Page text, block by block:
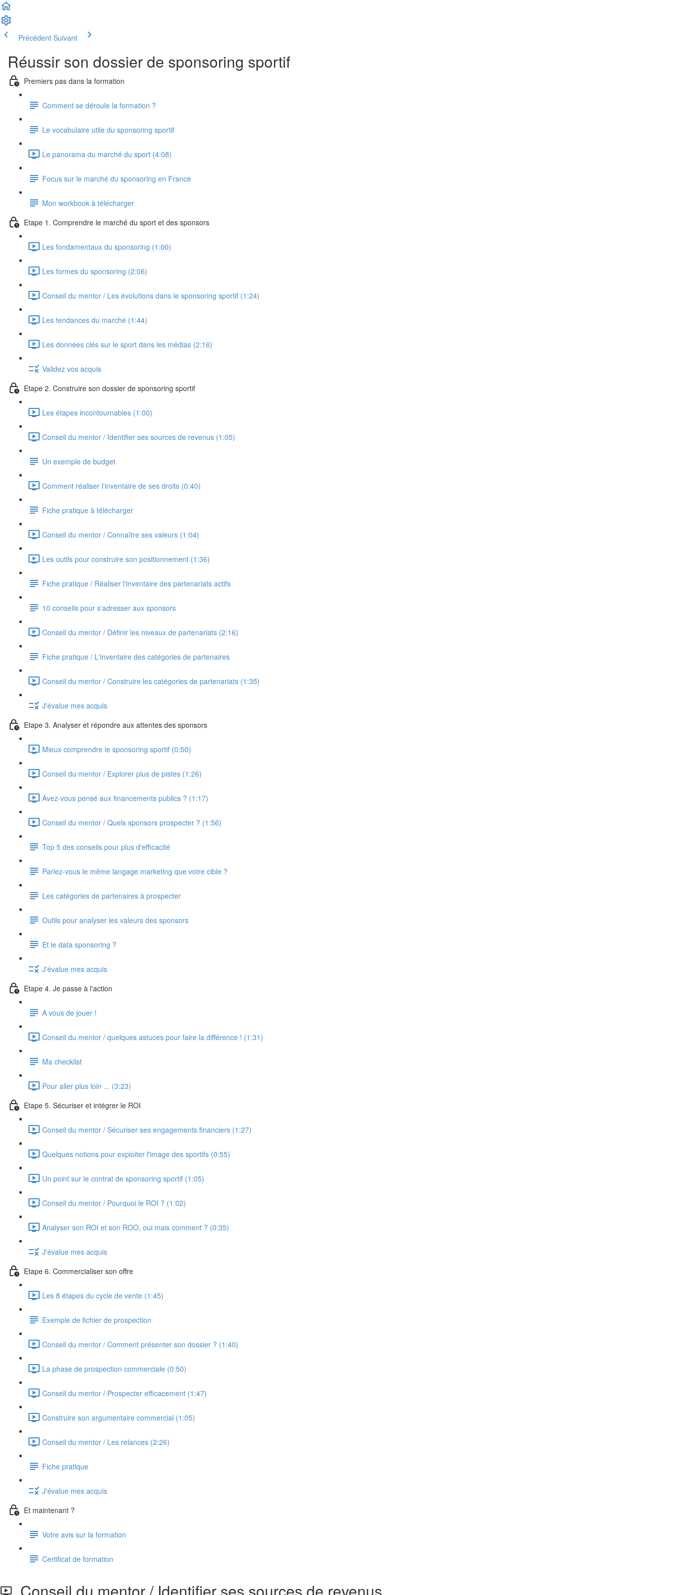
Précédent Suivant
Réussir son dossier de sponsoring sportif
Premiers pas dans la formation
Comment se déroule la formation ?
Le vocabulaire utile du sponsoring sportif
Le panorama du marché du sport (4:08)
Focus sur le marché du sponsoring en France
Mon workbook à télécharger
Etape 1. Comprendre le marché du sport et des sponsors
Les fondamentaux du sponsoring (1:00)
Les formes du sponsoring (2:06)
Conseil du mentor / Les évolutions dans le sponsoring sportif (1:24)
Les tendances du marché (1:44)
Les données clés sur le sport dans les médias (2:16)
Validez vos acquis
Etape 2. Construire son dossier de sponsoring sportif
Les étapes incontournables (1:00)
Conseil du mentor / Identifier ses sources de revenus (1:05)
Un exemple de budget
Comment réaliser l'inventaire de ses droits (0:40)
Fiche pratique à télécharger
Conseil du mentor / Connaître ses valeurs (1:04)
Les outils pour construire son positionnement (1:36)
Fiche pratique / Réaliser l'inventaire des partenariats actifs
10 conseils pour s'adresser aux sponsors
Conseil du mentor / Définir les niveaux de partenariats (2:16)
Fiche pratique / L'inventaire des catégories de partenaires
Conseil du mentor / Construire les catégories de partenariats (1:35)
J'évalue mes acquis
Etape 3. Analyser et répondre aux attentes des sponsors
Mieux comprendre le sponsoring sportif (0:50)
Conseil du mentor / Explorer plus de pistes (1:26)
Avez-vous pensé aux financements publics ? (1:17)
Conseil du mentor / Quels sponsors prospecter ? (1:56)
Top 5 des conseils pour plus d'efficacité
Parlez-vous le même langage marketing que votre cible ?
Les catégories de partenaires à prospecter
Outils pour analyser les valeurs des sponsors
Et le data sponsoring ?
J'évalue mes acquis
Etape 4. Je passe à l'action
A vous de jouer !
Conseil du mentor / quelques astuces pour faire la différence ! (1:31)
Ma checklist
Pour aller plus loin ... (3:23)
Etape 5. Sécuriser et intégrer le ROI
Conseil du mentor / Sécuriser ses engagements financiers (1:27)
Quelques notions pour exploiter l'image des sportifs (0:55)
Un point sur le contrat de sponsoring sportif (1:05)
Conseil du mentor / Pourquoi le ROI ? (1:02)
Analyser son ROI et son ROO, oui mais comment ? (0:35)
J'évalue mes acquis
Etape 6. Commercialiser son offre
Les 8 étapes du cycle de vente (1:45)
Exemple de fichier de prospection
Conseil du mentor / Comment présenter son dossier ? (1:40)
La phase de prospection commerciale (0:50)
Conseil du mentor / Prospecter efficacement (1:47)
Construire son argumentaire commercial (1:05)
Conseil du mentor / Les relances (2:26)
Fiche pratique
J'évalue mes acquis
Et maintenant ?
Votre avis sur la formation
Certificat de formation